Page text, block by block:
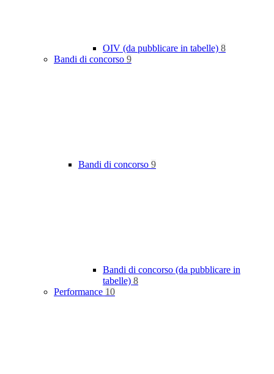
OIV (da pubblicare in tabelle) 8
Bandi di concorso 9
Bandi di concorso 9
Bandi di concorso (da pubblicare in
tabelle) 8
Performance 10